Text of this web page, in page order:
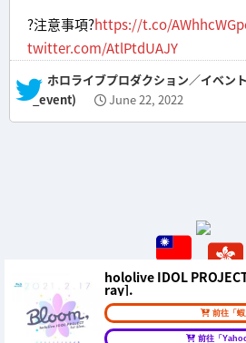
?注意事項?https://t.co/
twitter.com/AtlPtdUAJY
— ホロライブプロダクション／イベント総合【公式】 (@hololive
_event)
June 22, 2022
hololive IDOL
ray].
前往「
前往「